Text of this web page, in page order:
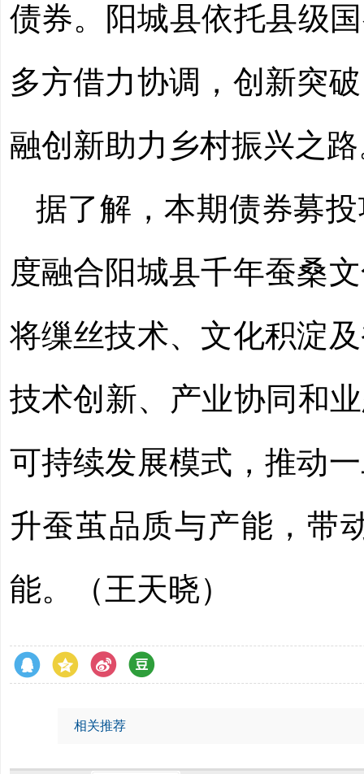
债券。阳城县依托县级
多方借力协调，创新突
融创新助力乡村振兴之
据了解，本期债券募
度融合阳城县千年蚕桑
将缫丝技术、文化积淀
技术创新、产业协同和
可持续发展模式，推动
升蚕茧品质与产能，带
能。（王天晓）
相关推荐